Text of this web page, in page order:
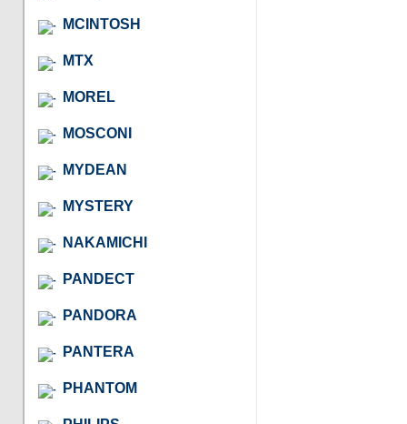
MCINTOSH
MTX
MOREL
MOSCONI
MYDEAN
MYSTERY
NAKAMICHI
PANDECT
PANDORA
PANTERA
PHANTOM